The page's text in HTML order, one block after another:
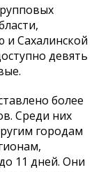
и Сахалинской
девять
более
Среди них
городам
11 дней. Они